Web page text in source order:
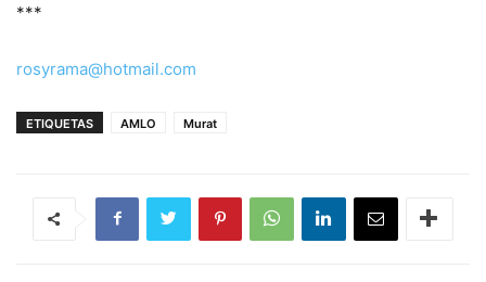
***
rosyrama@hotmail.com
ETIQUETAS AMLO Murat